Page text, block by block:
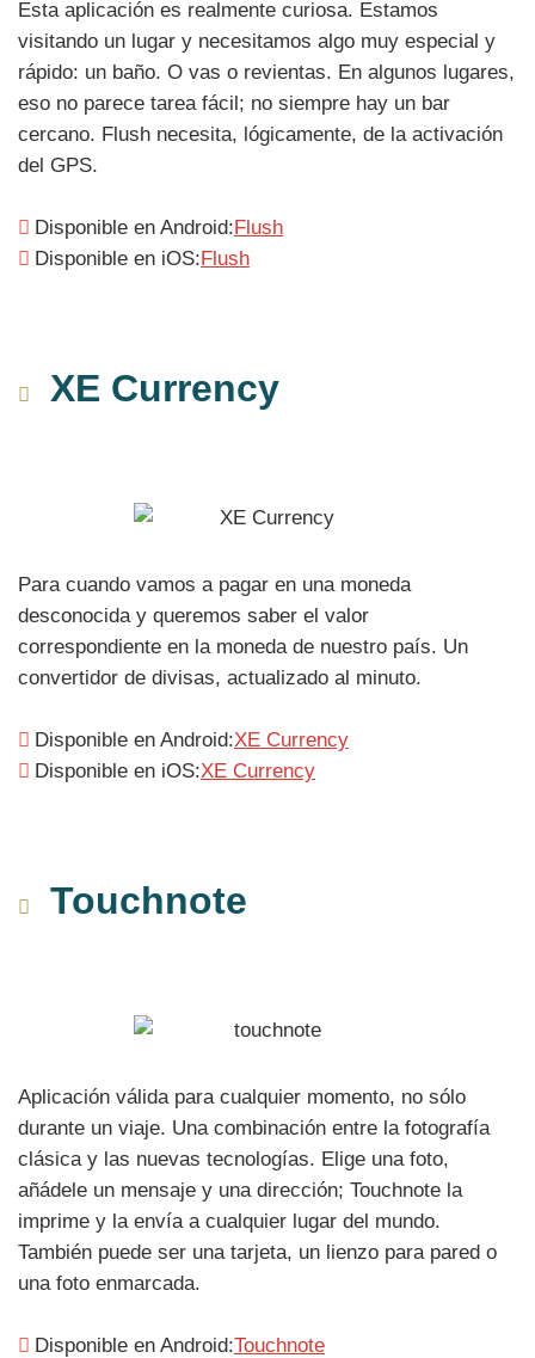
Esta aplicación es realmente curiosa. Estamos
visitando un lugar y necesitamos algo muy especial y
rápido: un baño. O vas o revientas. En algunos lugares,
eso no parece tarea fácil; no siempre hay un bar
cercano. Flush necesita, lógicamente, de la activación
del GPS.
Disponible en Android:Flush
Disponible en iOS:Flush
XE Currency
Para cuando vamos a pagar en una moneda
desconocida y queremos saber el valor
correspondiente en la moneda de nuestro país. Un
convertidor de divisas, actualizado al minuto.
Disponible en Android:XE Currency
Disponible en iOS:XE Currency
Touchnote
Aplicación válida para cualquier momento, no sólo
durante un viaje. Una combinación entre la fotografía
clásica y las nuevas tecnologías. Elige una foto,
añádele un mensaje y una dirección; Touchnote la
imprime y la envía a cualquier lugar del mundo.
También puede ser una tarjeta, un lienzo para pared o
una foto enmarcada.
Disponible en Android:Touchnote